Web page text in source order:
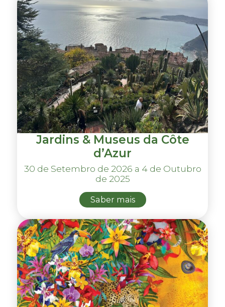
Jardins & Museus da Côte
d’Azur
30 de Setembro de 2026 a 4 de Outubro
de 2025
Saber mais